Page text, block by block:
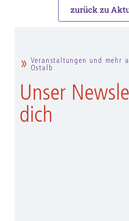
zurück zu
Veranstaltungen und mehr
Ostalb
Unser
dich